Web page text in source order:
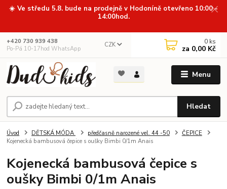
☀️ Ve středu 5.8. bude na prodejně v Hodoníně otevřeno 10:00 -
14:00hod.
Menu
CZK
Hledat
+420 730 939 438
Po-Pá 10-17hod WhatsApp
0 ks
za 0,00 Kč
Úvod DĚTSKÁ MÓDA předčasně narozené vel. 44 -50
ČEPICE
Kojenecká bambusová čepice s oušky Bimbi 0/1m Anais
Kojenecká bambusová čepice s
oušky Bimbi 0/1m Anais